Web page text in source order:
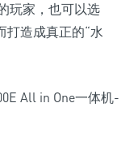
玩家，也可以选
打造成真正的“水